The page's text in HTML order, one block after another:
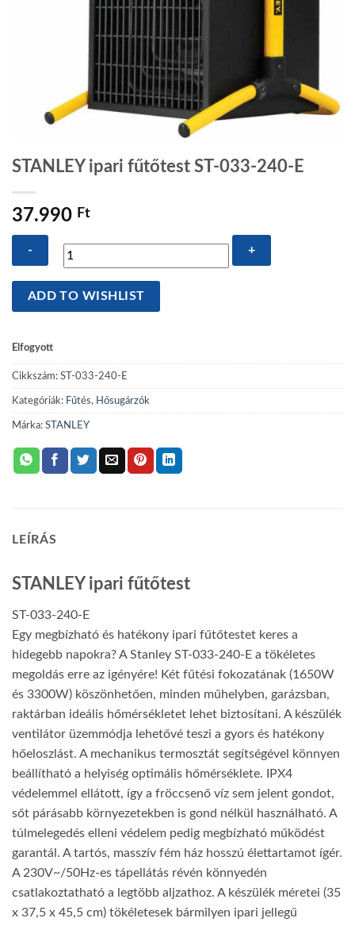
STANLEY ipari fűtőtest ST-033-240-E
37.990 Ft
STANLEY
ipari
ST-
033-
240-
E
mennyiség
ADD TO WISHLIST
Elfogyott
Cikkszám: ST-033-240-E
Kategóriák: Fűtés, Hősugárzók
Márka: STANLEY
LEÍRÁS
STANLEY ipari fűtőtest
ST-033-240-E
Egy megbízható és hatékony ipari fűtőtestet keres a
hidegebb napokra? A Stanley ST-033-240-E a tökéletes
megoldás erre az igényére! Két fűtési fokozatának (1650W
és 3300W) köszönhetően, minden műhelyben, garázsban,
raktárban ideális hőmérsékletet lehet biztosítani. A készülék
ventilátor üzemmódja lehetővé teszi a gyors és hatékony
hőeloszlást. A mechanikus termosztát segítségével könnyen
beállítható a helyiség optimális hőmérséklete. IPX4
védelemmel ellátott, így a fröccsenő víz sem jelent gondot,
sőt párásabb környezetekben is gond nélkül használható. A
túlmelegedés elleni védelem pedig megbízható működést
garantál. A tartós, masszív fém ház hosszú élettartamot ígér.
A 230V~/50Hz-es tápellátás révén könnyedén
csatlakoztatható a legtöbb aljzathoz. A készülék méretei (35
x 37,5 x 45,5 cm) tökéletesek bármilyen ipari jellegű